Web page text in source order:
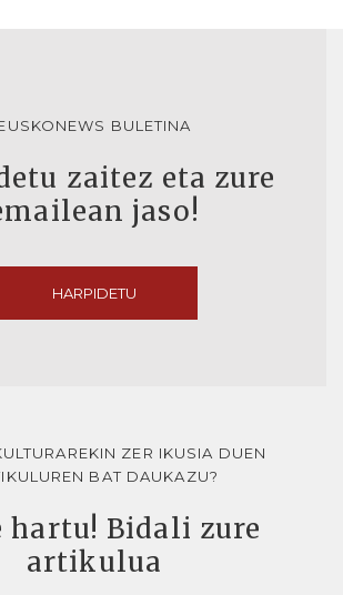
BULETINA
zaitez eta zure
jaso!
HARPIDETU
ZER IKUSIA DUEN
BAT DAUKAZU?
hartu! Bidali zure
artikulua